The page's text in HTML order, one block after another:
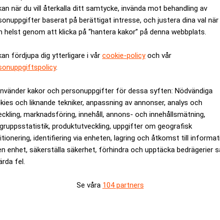
när du vill återkalla ditt samtycke, invända mot behandling av
baserat på berättigat intresse, och justera dina val när
helst genom att klicka på “hantera kakor” på denna webbplats.
fördjupa dig ytterligare i vår cookie-policyoch vår
.
kakor och personuppgifter för dessa syften: Nödvändiga
och liknande tekniker, anpassning av annonser, analys och
marknadsföring, innehåll, annons- och innehållsmätning,
produktutveckling, uppgifter om geografisk
identifiering via enheten, lagring och åtkomst till
enhet, säkerställa säkerhet, förhindra och upptäcka bedrägerier
fel.
Se våra 104 partners
60 procent. Denna effekt lindras av att hushållens
på bostadsmarknaden.
beräknas sysselsättningen i branschen
bygger på att svensk ekonomi är inne i en stark
över den långsiktiga tillväxtförmågan i ekonomi.
sig, tror Sveriges Byggindustrier.
är kostnadsfritt: Prenumerera